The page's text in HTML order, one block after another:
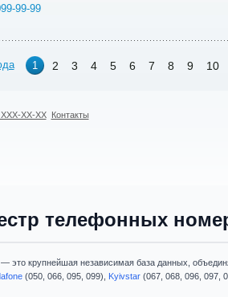
99-99
1 2 3 4 5 6 7 8 9 10
XX-XX Контакты
телефонных
это крупнейшая независимая база данных,
(050, 066, 095, 099), Kyivstar(067, 068, 096, 097,